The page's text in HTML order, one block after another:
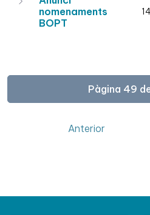
nomenaments
BOPT
Pàgina 49
Anterior